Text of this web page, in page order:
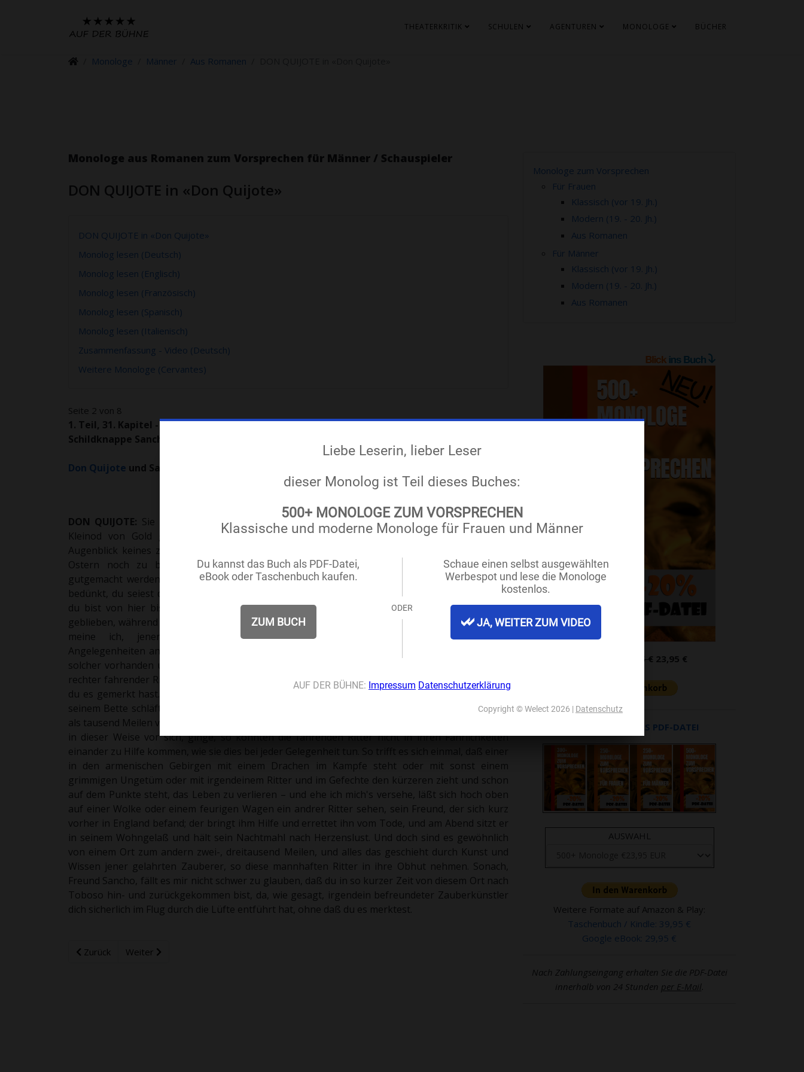
THEATERKRITIK SCHULEN AGENTUREN MONOLOGE BÜCHER
Monologe Männer Aus Romanen
Monologe aus Romanen zum Vorsprechen für Männer / Schauspieler
DON QUIJOTE in «Don Quijote»
DON QUIJOTE in «Don Quijote»
Monolog lesen (Deutsch)
Monolog lesen (Englisch)
Monolog lesen (Französisch)
Monolog lesen (Spanisch)
Monolog lesen (Italienisch)
Zusammenfassung - Video (Deutsch)
Weitere Monologe (Cervantes)
Seite 2 von 8
1. Teil, 31. Kapitel - Von der ergötzlichen Zwiesprache, dieDon Quijoteund sein
Schildknappe Sancho Panza miteinander hielten, nebst andern Begebnissen.
Don Quijote und Sancho Panza.
Buch kaufen
DON QUIJOTE: Sie ist freigebig über die Maßen, und wenn sie dir kein
Kleinod von Gold gab, so war der Grund ohne Zweifel, daß sie im
Augenblick keines zur Hand hatte. Doch ein warmer Rock ist auch nach
Ostern noch zu brauchen: ich werde sie sehen, und es soll alles
gutgemacht werden. Weißt du, was mich wundert, Sancho? Daß es mich
bedünkt, du seiest durch die Lüfte hingeeilt und zurückgekommen; denn
du bist von hier bis Toboso hin und zurück kaum mehr als drei Tage
geblieben, während es von hier bis dort über dreißig Meilen sind. Deshalb
meine ich, jener gelahrte Schwarzkünstler, der sich meiner
Angelegenheiten annimmt und mein Freund ist – denn notwendig ist ein
solcher vorhanden und muß vorhanden sein, sonst wäre ich kein echter,
rechter fahrender Ritter –, ich sage also, selbiger hat dir sicherlich zu reisen geholfen, ohne daß
du es gemerkt hast. Denn es gibt Zauberer, die einen fahrenden Ritter entführen, derweil er in
seinem Bette schläft, und ohne zu wissen, wie und wieso, erwacht er des andern Morgens mehr
als tausend Meilen von dem Ort entfernt, wo er sich am Abend zuvor befunden. Und wenn es nicht
in dieser Weise vor sich, ginge, so könnten die fahrenden Ritter nicht in ihren Fährlichkeiten
einander zu Hilfe kommen, wie sie dies bei jeder Gelegenheit tun. So trifft es sich einmal, daß einer
in den armenischen Gebirgen mit einem Drachen im Kampfe steht oder mit sonst einem
grimmigen Ungetüm oder mit irgendeinem Ritter und im Gefechte den kürzeren zieht und schon
auf dem Punkte steht, das Leben zu verlieren – und ehe ich mich's versehe, läßt sich hoch oben
auf einer Wolke oder einem feurigen Wagen ein andrer Ritter sehen, sein Freund, der sich kurz
vorher in England befand; der bringt ihm Hilfe und errettet ihn vom Tode, und am Abend sitzt er
in seinem Wohngelaß und hält sein Nachtmahl nach Herzenslust. Und doch sind es gewöhnlich
von einem Ort zum andern zwei-, dreitausend Meilen, und alles das geschieht durch Kunst und
Wissen jener gelahrten Zauberer, so diese mannhaften Ritter in ihre Obhut nehmen. Sonach,
Freund Sancho, fällt es mir nicht schwer zu glauben, daß du in so kurzer Zeit von diesem Ort nach
Toboso hin- und zurückgekommen bist, da, wie gesagt, irgendein befreundeter Zauberkünstler
dich sicherlich im Flug durch die Lüfte entführt hat, ohne daß du es merktest.
Zurück Weiter
Monologe zum Vorsprechen
Für Frauen
Klassisch (vor 19. Jh.)
Modern (19. - 20. Jh.)
Aus Romanen
Für Männer
Klassisch (vor 19. Jh.)
Modern (19. - 20. Jh.)
Aus Romanen
29,95 € 23,95 €
UNSERE BÜCHER ALS PDF-DATEI
AUSWAHL
Weitere Formate auf Amazon & Play:
Taschenbuch / Kindle: 39,95 €
Google eBook: 29,95 €
Nach Zahlungseingang erhalten Sie die PDF-Datei
innerhalb von 24 Stunden per E-Mail.